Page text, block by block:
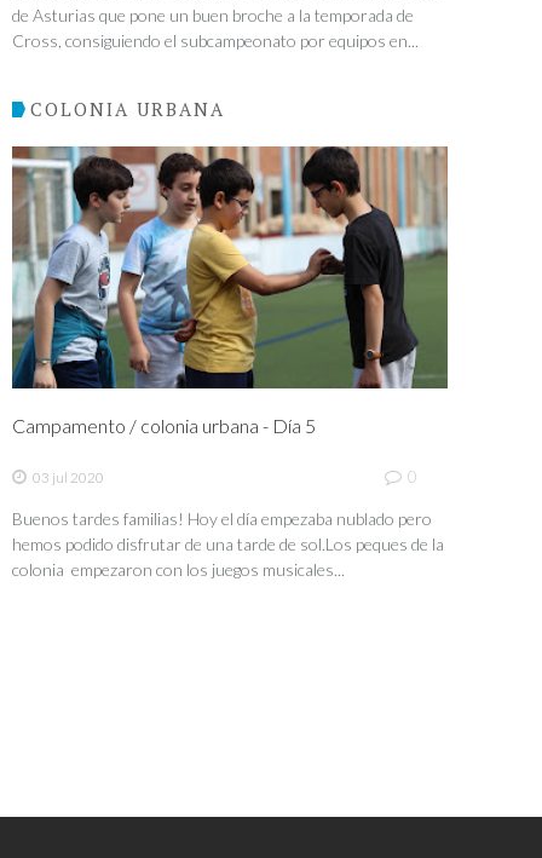
de Asturias que pone un buen broche a la temporada de
Cross, consiguiendo el subcampeonato por equipos en...
COLONIA URBANA
Campamento / colonia urbana - Día 5
03 jul 2020 0
Buenos tardes familias! Hoy el día empezaba nublado pero
hemos podido disfrutar de una tarde de sol.Los peques de la
colonia empezaron con los juegos musicales...